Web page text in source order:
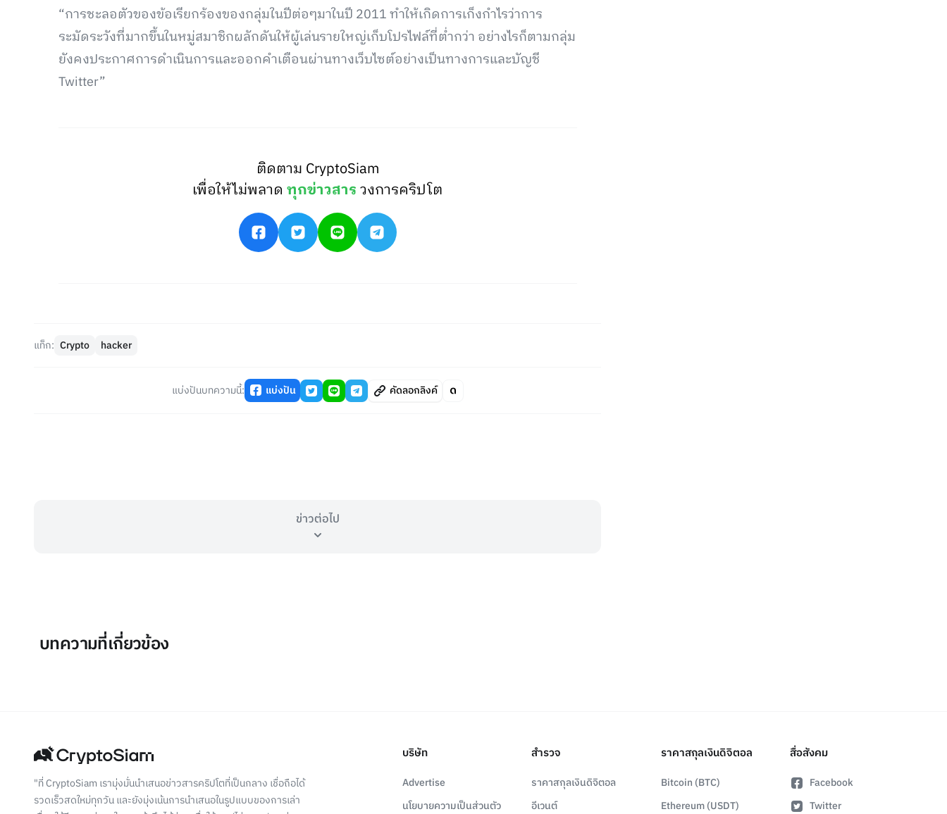
“การชะลอตัวของข้อเรียกร้องของกลุ่มในปีต่อๆมาในปี 2011 ทำให้เกิดการเก็งกำไรว่าการ
ระมัดระวังที่มากขึ้นในหมู่สมาชิกผลักดันให้ผู้เล่นรายใหญ่เก็บโปรไฟล์ที่ต่ำกว่า อย่างไรก็ตามกลุ่ม
ยังคงประกาศการดำเนินการและออกคำเตือนผ่านทางเว็บไซต์อย่างเป็นทางการและบัญชี
Twitter”
ติดตาม CryptoSiam
เพื่อให้ไม่พลาดทุกข่าวสารวงการคริปโต
แท็ก: Crypto hacker
แบ่งปันบทความนี้: แบ่งปัน คัดลอกลิงค์
ข่าวต่อไป
บทความที่เกี่ยวข้อง
"ที่ CryptoSiam เรามุ่งมั่นนำเสนอข่าวสารคริปโตที่เป็นกลาง เชื่อถือได้
รวดเร็วสดใหม่ทุกวัน และยังมุ่งเน้นการนำเสนอในรูปแบบของการเล่า
บริษัท
Advertise
นโยบายความเป็นส่วนตัว
สำรวจ
ราคาสกุลเงินดิจิตอล
อีเวนต์
ราคาสกุลเงินดิจิตอล
Bitcoin (BTC)
Ethereum (USDT)
สื่อสังคม
Facebook
Twitter